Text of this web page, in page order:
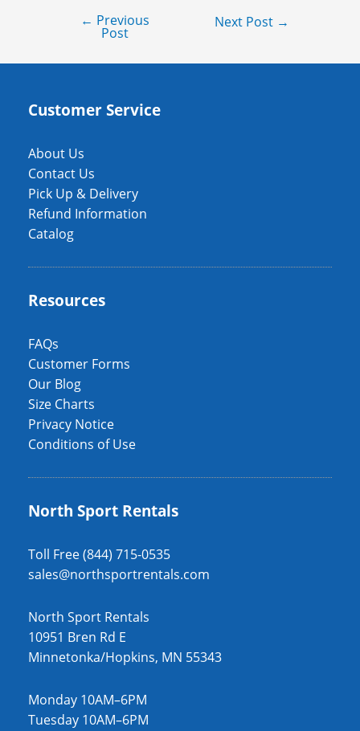
← Previous
Post
Next Post →
Customer Service
About Us
Contact Us
Pick Up & Delivery
Refund Information
Catalog
Resources
FAQs
Customer Forms
Our Blog
Size Charts
Privacy Notice
Conditions of Use
North Sport Rentals
Toll Free (844) 715-0535
sales@northsportrentals.com
North Sport Rentals
10951 Bren Rd E
Minnetonka/Hopkins, MN 55343
Monday 10AM–6PM
Tuesday 10AM–6PM